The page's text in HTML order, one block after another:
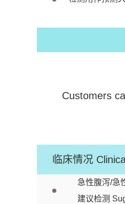
Customers
临床情况
急性腹泻/急
建议检测